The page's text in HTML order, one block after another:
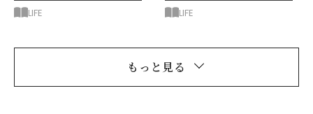
診断
LIFE
る極意
LIFE
もっと見る